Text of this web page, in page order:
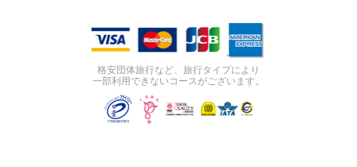
格安団体旅行など、旅行タイプにより
一部利用できないコースがございます。